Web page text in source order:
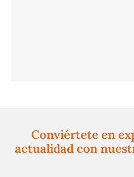
Conviértete en
actualidad con